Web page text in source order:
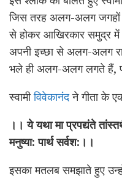
जिस तरह अलग-अलग जगहों
से होकर आखिरकार समुद्र में
अपनी इच्छा से अलग-अलग
भले ही अलग-अलग लगते हैं,
स्वामीविवेकानंदने गीता के
।। ये यथा मा प्रपद्यंते
मनुष्या: पार्थ सर्वश:।।
इसका मतलब समझाते हुए